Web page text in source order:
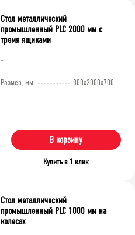
-
Стол металлический
промышленный PLC 2000 мм с
тремя ящиками
Размер, мм: 800x2000x700
В корзину
Купить в 1 клик
Стол металлический
промышленный PLC 1000 мм на
колесах